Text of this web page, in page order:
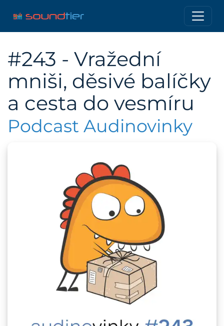
#243 - Vražední
mniši, děsivé balíčky
a cesta do vesmíru
Podcast Audinovinky